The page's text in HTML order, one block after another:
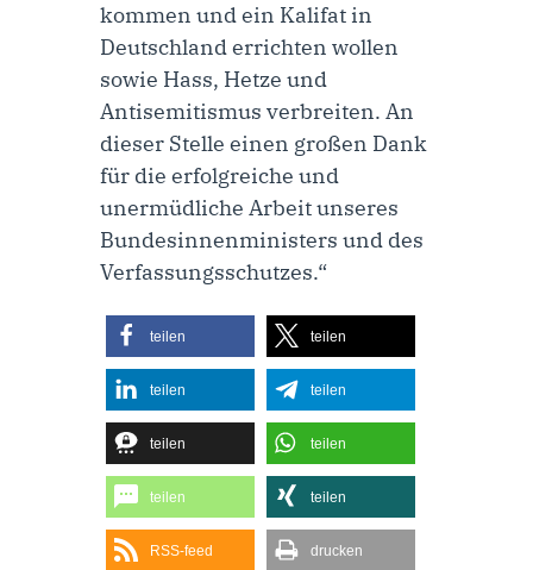
kommen und ein Kalifat in
Deutschland errichten wollen
sowie Hass, Hetze und
Antisemitismus verbreiten. An
dieser Stelle einen großen Dank
für die erfolgreiche und
unermüdliche Arbeit unseres
Bundesinnenministers und des
Verfassungsschutzes.“
teilen teilen
teilen teilen
teilen teilen
teilen teilen
RSS-feed drucken